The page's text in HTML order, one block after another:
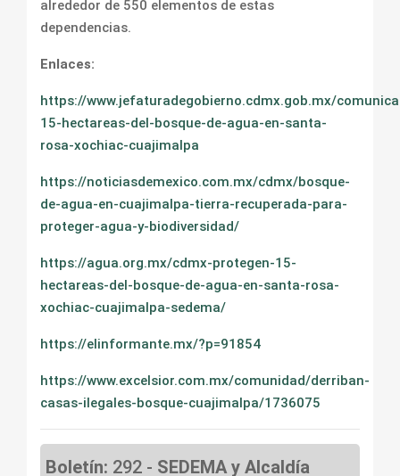
alrededor de 550 elementos de estas
dependencias.
Enlaces:
https://www.jefaturadegobierno.cdmx.gob.mx/
15-hectareas-del-bosque-de-agua-en-santa-
rosa-xochiac-cuajimalpa
https://noticiasdemexico.com.mx/cdmx/bosque-
de-agua-en-cuajimalpa-tierra-recuperada-para-
proteger-agua-y-biodiversidad/
https://agua.org.mx/cdmx-protegen-15-
hectareas-del-bosque-de-agua-en-santa-rosa-
xochiac-cuajimalpa-sedema/
https://elinformante.mx/?p=91854
https://www.excelsior.com.mx/comunidad/derriban-
casas-ilegales-bosque-cuajimalpa/1736075
Boletín: 292 - SEDEMA y Alcaldía